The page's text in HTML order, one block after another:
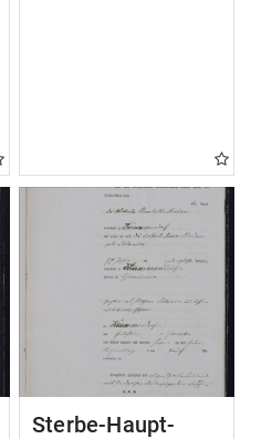
Sterbe-Haupt-